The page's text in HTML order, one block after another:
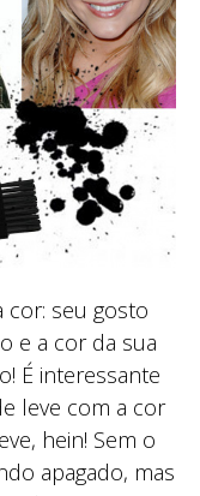
cor: seu gosto
e a cor da sua
É interessante
leve com a cor
hein! Sem o
apagado, mas